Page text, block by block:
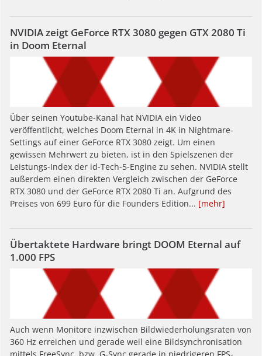
NVIDIA zeigt GeForce RTX 3080 gegen GTX 2080 Ti
in Doom Eternal
Über seinen Youtube-Kanal hat NVIDIA ein Video
veröffentlicht, welches Doom Eternal in 4K in Nightmare-
Settings auf einer GeForce RTX 3080 zeigt. Um einen
gewissen Mehrwert zu bieten, ist in den Spielszenen der
Leistungs-Index der id-Tech-5-Engine zu sehen. NVIDIA stellt
außerdem einen direkten Vergleich zwischen der GeForce
RTX 3080 und der GeForce RTX 2080 Ti an. Aufgrund des
Preises von 699 Euro für die Founders Edition... [mehr]
Übertaktete Hardware bringt DOOM Eternal auf
1.000 FPS
Auch wenn Monitore inzwischen Bildwiederholungsraten von
360 Hz erreichen und gerade weil eine Bildsynchronisation